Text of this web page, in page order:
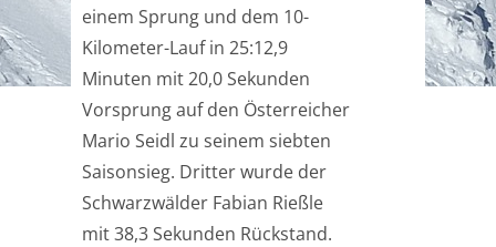
einem Sprung und dem 10-
Kilometer-Lauf in 25:12,9
Minuten mit 20,0 Sekunden
Vorsprung auf den Österreicher
Mario Seidl zu seinem siebten
Saisonsieg. Dritter wurde der
Schwarzwälder Fabian Rießle
mit 38,3 Sekunden Rückstand.